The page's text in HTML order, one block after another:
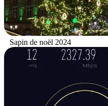
Sapin de noël 2024